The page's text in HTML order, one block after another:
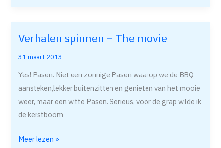
Verhalen spinnen – The movie
31 maart 2013
Yes! Pasen. Niet een zonnige Pasen waarop we de BBQ
aansteken,lekker buitenzitten en genieten van het mooie
weer, maar een witte Pasen. Serieus, voor de grap wilde ik
de kerstboom
Verhalen
The
movie
Meer lezen »